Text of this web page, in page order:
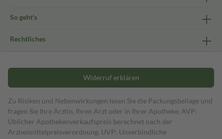
So geht's
Rechtliches
Widerruf erklären
Zu Risiken und Nebenwirkungen lesen Sie die Packungsbeilage und
fragen Sie Ihre Ärztin, Ihren Arzt oder in Ihrer Apotheke. AVP:
Üblicher Apothekenverkaufspreis berechnet nach der
Arzneimittelpreisverordnung. UVP: Unverbindliche